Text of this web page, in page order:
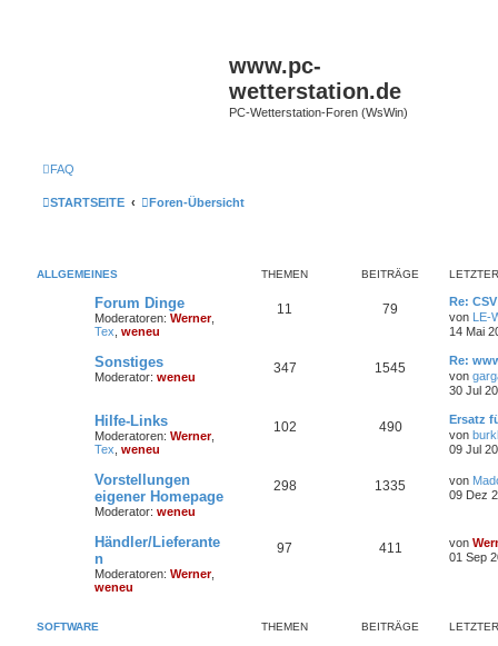
www.pc-
wetterstation.de
PC-Wetterstation-Foren (WsWin)
FAQ
STARTSEITE Foren-Übersicht
ALLGEMEINES THEMEN BEITRÄGE
Forum Dinge
Moderatoren: Werner,
Tex weneu
11 79
Re:
von LE-
14 Mai
Sonstiges
Moderator: weneu
347 1545
Re:
von
30 Jul
Hilfe-Links
Moderatoren: Werner,
Tex weneu
102 490
Ersatz
von
09 Jul
Vorstellungen
eigener Homepage
Moderator: weneu
298 1335 von
09 Dez
Händler/Lieferante
n
Moderatoren: Werner,
weneu
97 411 von
01 Sep
SOFTWARE THEMEN BEITRÄGE